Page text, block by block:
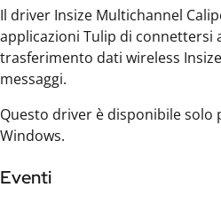
Il driver Insize Multichannel
applicazioni Tulip di connettersi
trasferimento dati wireless
messaggi.
Questo driver è disponibile solo
Windows.
Eventi